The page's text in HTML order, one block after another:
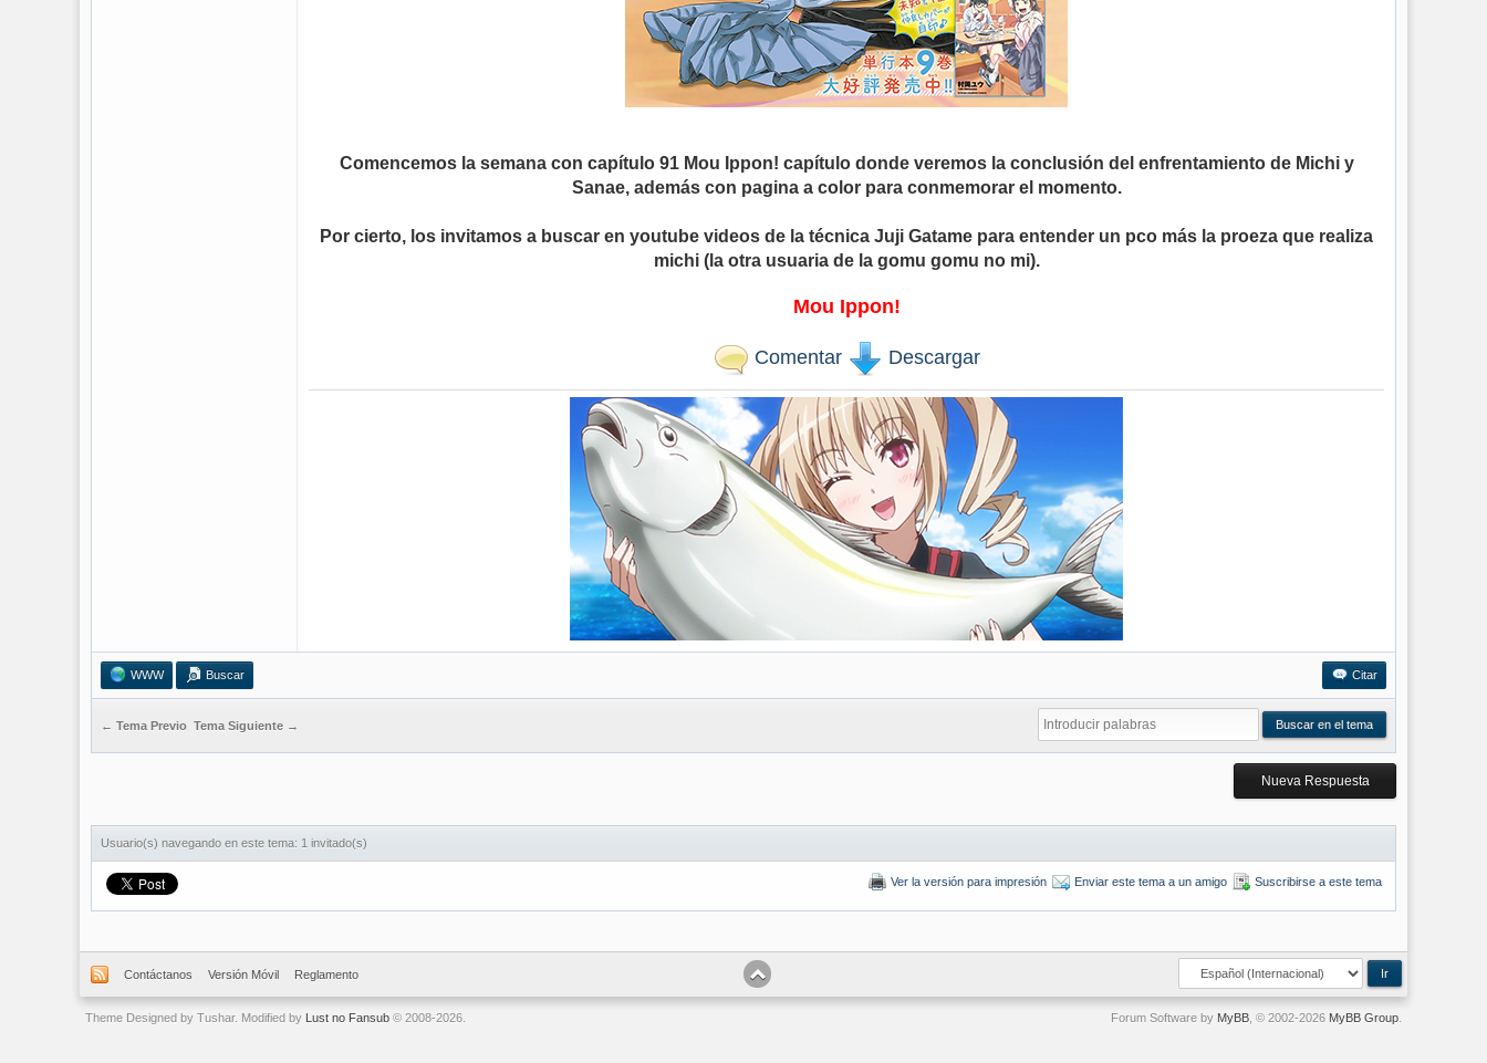
Comencemos la semana con capítulo 91 Mou Ippon! capítulo donde veremos la conclusión del enfrentamiento de Michi y
Sanae, además con pagina a color para conmemorar el momento.
Por cierto, los invitamos a buscar en youtube videos de la técnica Juji Gatame para entender un pco más la proeza que realiza
michi (la otra usuaria de la gomu gomu no mi).
Mou Ippon!
Comentar Descargar
WWW Buscar Citar
← Tema Previo Tema Siguiente →
Nueva Respuesta
Usuario(s) navegando en este tema: 1 invitado(s)
Ver la versión para impresión Enviar este tema a un amigo Suscribirse a este tema
Contáctanos Versión Móvil Reglamento
Forum Software by MyBB , © 2002-2026 MyBB Group
Theme Designed by Tushar. Modified by Lust no Fansub © 2008-2026.